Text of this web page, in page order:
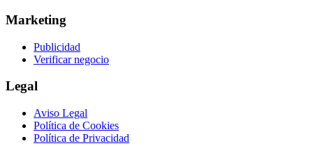
Marketing
Publicidad
Verificar negocio
Legal
Aviso Legal
Política de Cookies
Política de Privacidad